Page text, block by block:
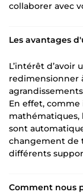
collaborer avec
Les avantages
L’intérêt
redimensionner
En effet, comme
mathématiques,
sont
changement de
différents
Comment nous